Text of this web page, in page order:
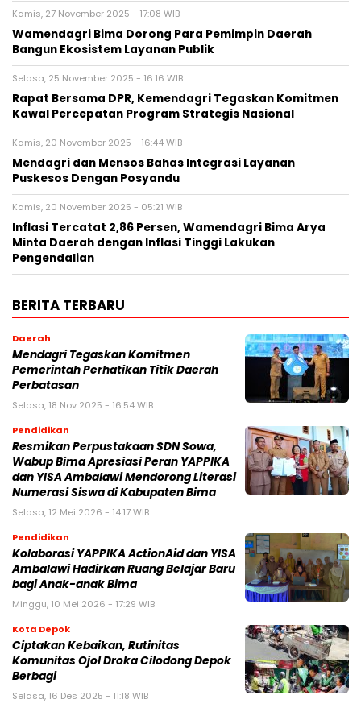
Kamis, 27 November 2025 - 17:08 WIB
Wamendagri Bima Dorong Para Pemimpin Daerah
Bangun Ekosistem Layanan Publik
Selasa, 25 November 2025 - 16:16 WIB
Rapat Bersama DPR, Kemendagri Tegaskan Komitmen
Kawal Percepatan Program Strategis Nasional
Kamis, 20 November 2025 - 16:44 WIB
Mendagri dan Mensos Bahas Integrasi Layanan
Puskesos Dengan Posyandu
Kamis, 20 November 2025 - 05:21 WIB
Inflasi Tercatat 2,86 Persen, Wamendagri Bima Arya
Minta Daerah dengan Inflasi Tinggi Lakukan
Pengendalian
BERITA TERBARU
Daerah
Mendagri Tegaskan Komitmen
Pemerintah Perhatikan Titik Daerah
Perbatasan
Selasa, 18 Nov 2025 - 16:54 WIB
Pendidikan
Resmikan Perpustakaan SDN Sowa,
Wabup Bima Apresiasi Peran YAPPIKA
dan YISA Ambalawi Mendorong Literasi
Numerasi Siswa di Kabupaten Bima
Selasa, 12 Mei 2026 - 14:17 WIB
Pendidikan
Kolaborasi YAPPIKA ActionAid dan YISA
Ambalawi Hadirkan Ruang Belajar Baru
bagi Anak-anak Bima
Minggu, 10 Mei 2026 - 17:29 WIB
Kota Depok
Ciptakan Kebaikan, Rutinitas
Komunitas Ojol Droka Cilodong Depok
Berbagi
Selasa, 16 Des 2025 - 11:18 WIB